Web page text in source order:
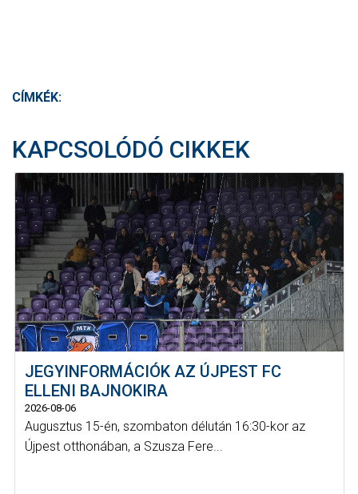
CÍMKÉK:
KAPCSOLÓDÓ CIKKEK
JEGYINFORMÁCIÓK AZ ÚJPEST FC
ELLENI BAJNOKIRA
2026-08-06
Augusztus 15-én, szombaton délután 16:30-kor az
Újpest otthonában, a Szusza Fere...